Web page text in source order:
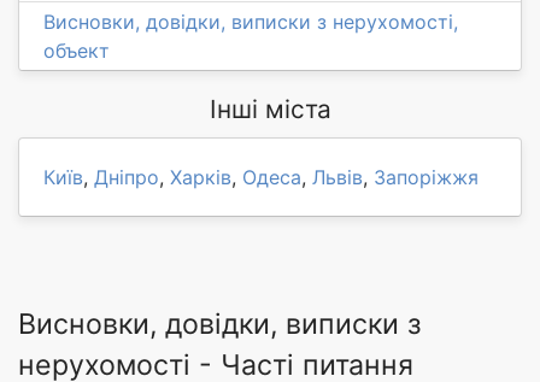
Висновки, довідки, виписки з нерухомості,
объект
Інші міста
Київ, Дніпро, Харків, Одеса, Львів, Запоріжжя
Висновки, довідки, виписки з
нерухомості - Часті питання